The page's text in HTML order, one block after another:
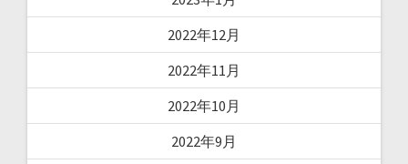
2022年12月
2022年11月
2022年10月
2022年9月